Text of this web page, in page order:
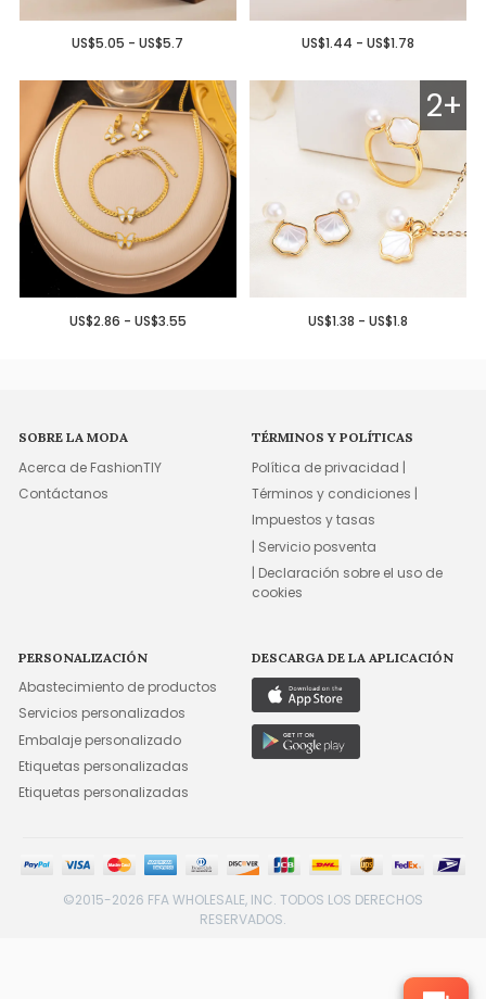
US$5.05 - US$5.7 US$1.44 - US$1.78
US$2.86 - US$3.55
2+
US$1.38 - US$1.8
SOBRE LA MODA
Acerca de FashionTIY
Contáctanos
TÉRMINOS Y POLÍTICAS
Política de privacidad |
Términos y condiciones |
Impuestos y tasas
| Servicio posventa
| Declaración sobre el uso de
cookies
PERSONALIZACIÓN
Abastecimiento de productos
Servicios personalizados
Embalaje personalizado
Etiquetas personalizadas
Etiquetas personalizadas
DESCARGA DE LA APLICACIÓN
©2015-2026 FFA WHOLESALE, INC. TODOS LOS DERECHOS
RESERVADOS.